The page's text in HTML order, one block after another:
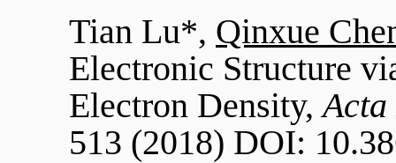
Tian Lu*, Qinxue
Electronic Structure
Electron Density,Acta
513 (2018) DOI: